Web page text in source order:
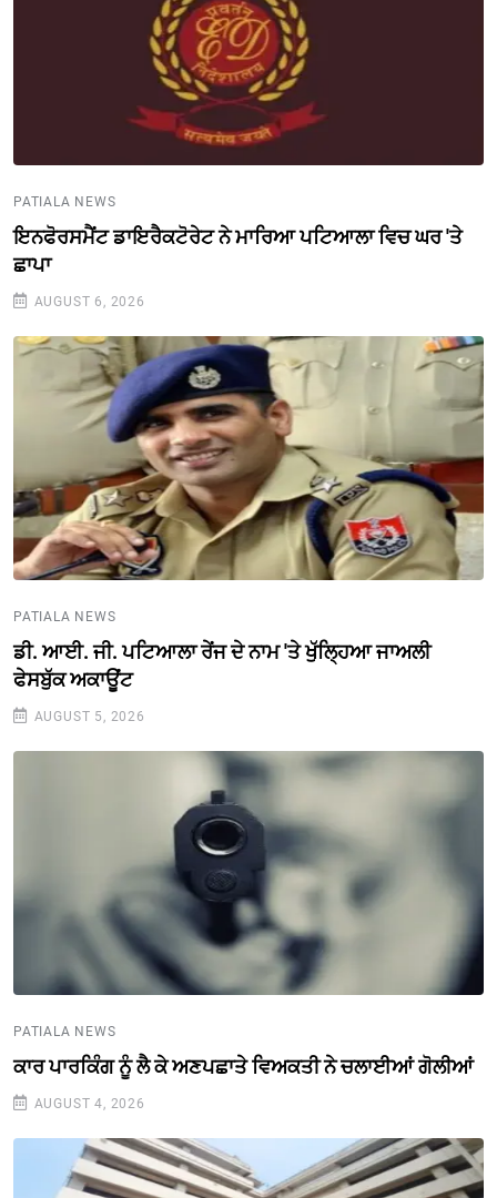
PATIALA NEWS
ਇਨਫੋਰਸਮੈਂਟ ਡਾਇਰੈਕਟੋਰੇਟ ਨੇ ਮਾਰਿਆ ਪਟਿਆਲਾ ਵਿਚ ਘਰ 'ਤੇ
ਛਾਪਾ
AUGUST 6, 2026
PATIALA NEWS
ਡੀ. ਆਈ. ਜੀ. ਪਟਿਆਲਾ ਰੇਂਜ ਦੇ ਨਾਮ 'ਤੇ ਖੁੱਲ੍ਹਿਆ ਜਾਅਲੀ
ਫੇਸਬੁੱਕ ਅਕਾਊਂਟ
AUGUST 5, 2026
PATIALA NEWS
ਕਾਰ ਪਾਰਕਿੰਗ ਨੂੰ ਲੈ ਕੇ ਅਣਪਛਾਤੇ ਵਿਅਕਤੀ ਨੇ ਚਲਾਈਆਂ ਗੋਲੀਆਂ
AUGUST 4, 2026